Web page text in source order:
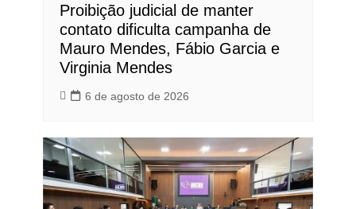
Proibição judicial de manter
contato dificulta campanha de
Mauro Mendes, Fábio Garcia e
Virginia Mendes
6 de agosto de 2026